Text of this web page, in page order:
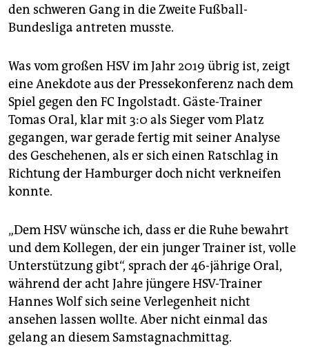
den schweren Gang in die Zweite Fußball-
Bundesliga antreten musste.
Was vom großen HSV im Jahr 2019 übrig ist, zeigt
eine Anekdote aus der Pressekonferenz nach dem
Spiel gegen den FC Ingolstadt. Gäste-Trainer
Tomas Oral, klar mit 3:0 als Sieger vom Platz
gegangen, war gerade fertig mit seiner Analyse
des Geschehenen, als er sich einen Ratschlag in
Richtung der Hamburger doch nicht verkneifen
konnte.
„Dem HSV wünsche ich, dass er die Ruhe bewahrt
und dem Kollegen, der ein junger Trainer ist, volle
Unterstützung gibt“, sprach der 46-jährige Oral,
während der acht Jahre jüngere HSV-Trainer
Hannes Wolf sich seine Verlegenheit nicht
ansehen lassen wollte. Aber nicht einmal das
gelang an diesem Samstagnachmittag.